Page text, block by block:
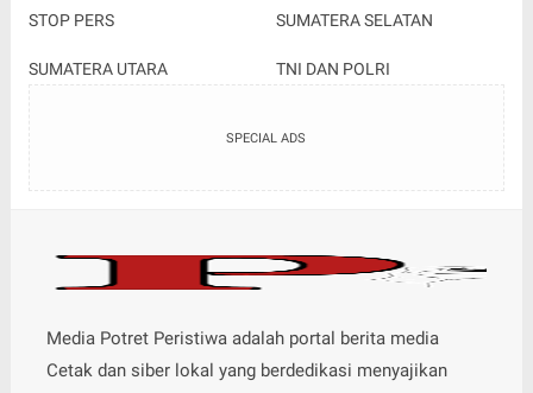
STOP PERS SUMATERA SELATAN
SUMATERA UTARA TNI DAN POLRI
SPECIAL ADS
Media Potret Peristiwa adalah portal berita media
Cetak dan siber lokal yang berdedikasi menyajikan